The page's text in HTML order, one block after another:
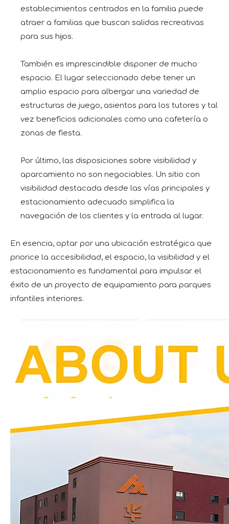
establecimientos centrados en la familia puede
atraer a familias que buscan salidas recreativas
para sus hijos.
También es imprescindible disponer de mucho
espacio. El lugar seleccionado debe tener un
amplio espacio para albergar una variedad de
estructuras de juego, asientos para los tutores y tal
vez beneficios adicionales como una cafetería o
zonas de fiesta.
Por último, las disposiciones sobre visibilidad y
aparcamiento no son negociables. Un sitio con
visibilidad destacada desde las vías principales y
estacionamiento adecuado simplifica la
navegación de los clientes y la entrada al lugar.
En esencia, optar por una ubicación estratégica que
priorice la accesibilidad, el espacio, la visibilidad y el
estacionamiento es fundamental para impulsar el
éxito de un proyecto de equipamiento para parques
infantiles interiores.